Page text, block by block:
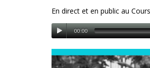
En direct et en public au
00:00